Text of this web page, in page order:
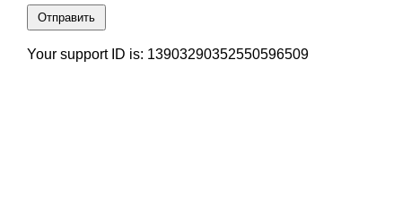
Отправить
Your support ID is: 13903290352550596509